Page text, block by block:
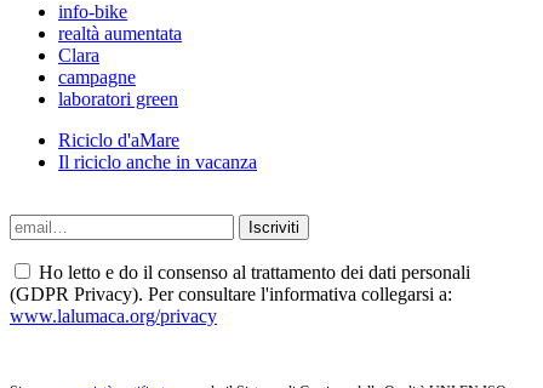
info-bike
realtà aumentata
Clara
campagne
laboratori green
Riciclo d'aMare
Il riciclo anche in vacanza
Ho letto e do il consenso al trattamento dei dati personali
(GDPR Privacy). Per consultare l'informativa collegarsi a:
www.lalumaca.org/privacy